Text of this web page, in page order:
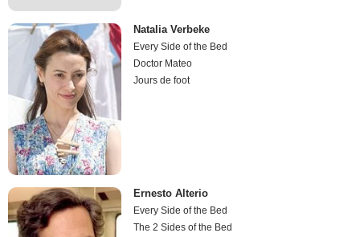
Natalia Verbeke
Every Side of the Bed
Doctor Mateo
Jours de foot
Ernesto Alterio
Every Side of the Bed
The 2 Sides of the Bed